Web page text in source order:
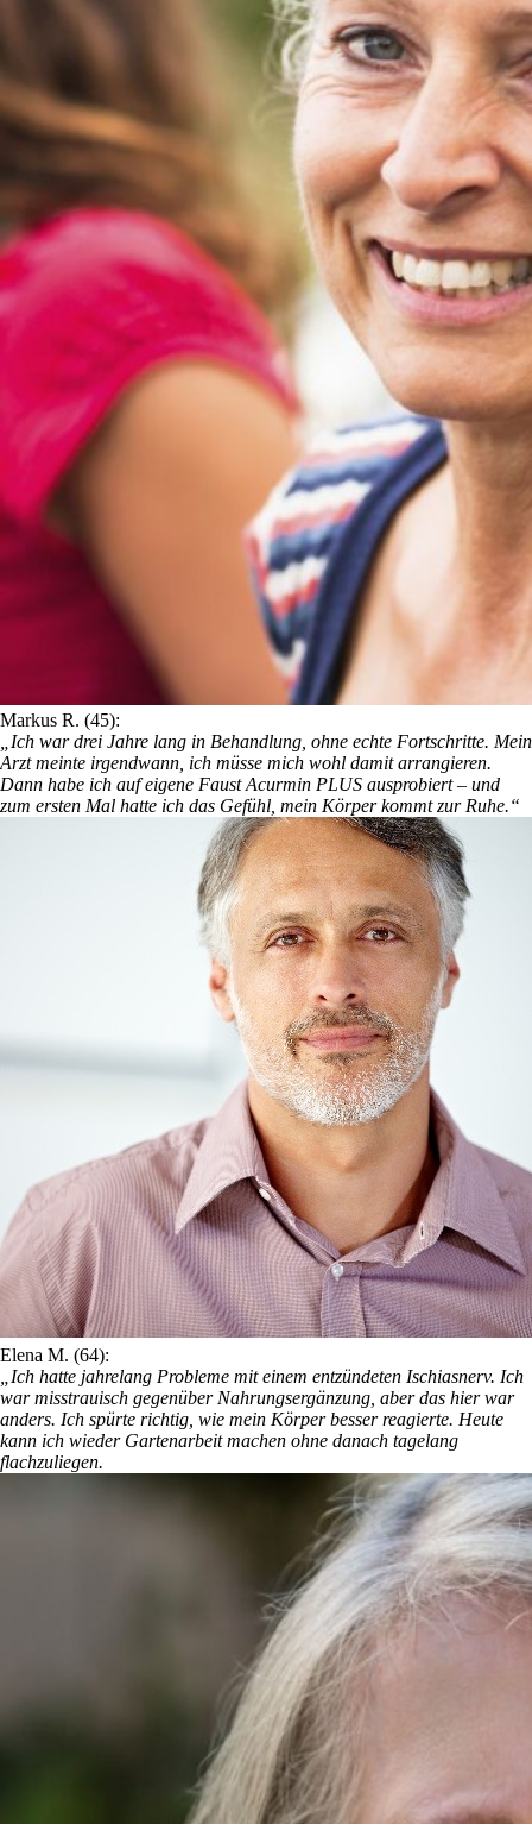
Markus R. (45):
„Ich war drei Jahre lang in Behandlung, ohne echte Fortschritte. Mein
Arzt meinte irgendwann, ich müsse mich wohl damit arrangieren.
Dann habe ich auf eigene Faust Acurmin PLUS ausprobiert – und
zum ersten Mal hatte ich das Gefühl, mein Körper kommt zur Ruhe.“
Elena M. (64):
„Ich hatte jahrelang Probleme mit einem entzündeten Ischiasnerv. Ich
war misstrauisch gegenüber Nahrungsergänzung, aber das hier war
anders. Ich spürte richtig, wie mein Körper besser reagierte. Heute
kann ich wieder Gartenarbeit machen ohne danach tagelang
flachzuliegen.